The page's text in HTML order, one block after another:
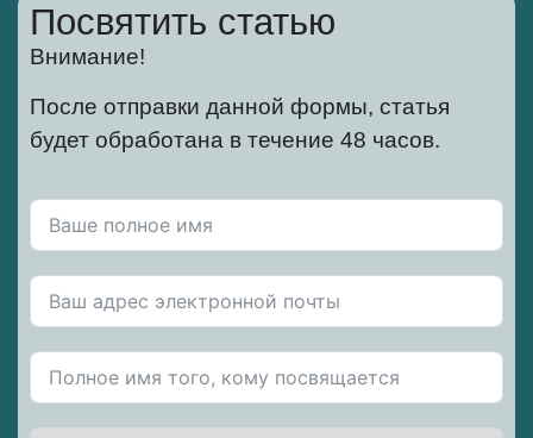
Посвятить статью
Внимание!
После отправки данной формы, статья
будет обработана в течение 48 часов.